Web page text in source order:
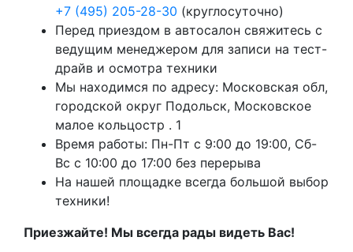
+7 (495) 205-28-30 (круглосуточно)
Перед приездом в автосалон свяжитесь с
ведущим менеджером для записи на тест-
драйв и осмотра техники
Мы находимся по адресу: Московская обл,
городской округ Подольск, Московское
малое кольцостр . 1
Время работы: Пн-Пт с 9:00 до 19:00, Сб-
Вс с 10:00 до 17:00 без перерыва
На нашей площадке всегда большой выбор
техники!
Приезжайте! Мы всегда рады видеть Вас!